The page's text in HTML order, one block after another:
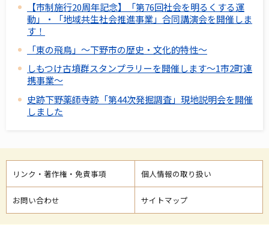
【市制施行20周年記念】「第76回社会を明るくする運
動」・「地域共生社会推進事業」合同講演会を開催しま
す！
「東の飛鳥」～下野市の歴史・文化的特性～
しもつけ古墳群スタンプラリーを開催します～1市2町連
携事業～
史跡下野薬師寺跡「第44次発掘調査」現地説明会を開催
しました
リンク・著作権・免責事項 個人情報の取り扱い
お問い合わせ サイトマップ